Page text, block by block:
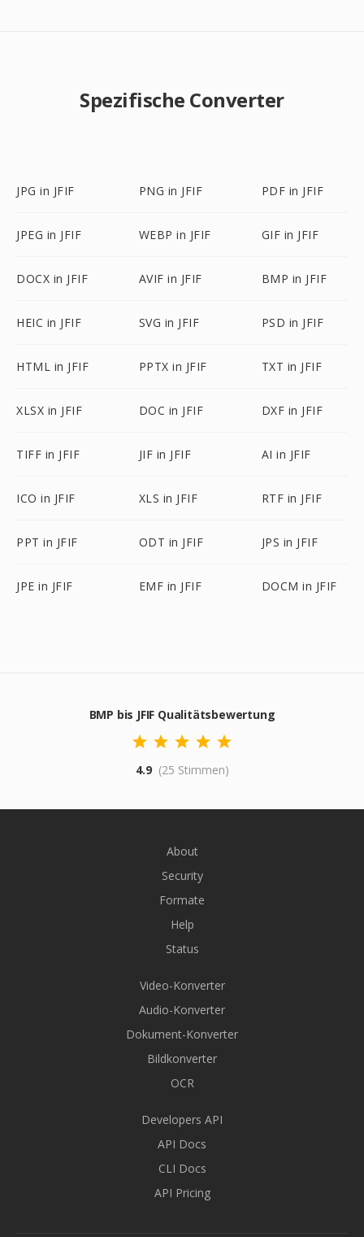
Spezifische Converter
JPG in JFIF PNG in JFIF PDF in JFIF
JPEG in JFIF WEBP in JFIF GIF in JFIF
DOCX in JFIF AVIF in JFIF BMP in JFIF
HEIC in JFIF SVG in JFIF PSD in JFIF
HTML in JFIF PPTX in JFIF TXT in JFIF
XLSX in JFIF DOC in JFIF DXF in JFIF
TIFF in JFIF JIF in JFIF AI in JFIF
ICO in JFIF XLS in JFIF RTF in JFIF
PPT in JFIF ODT in JFIF JPS in JFIF
JPE in JFIF EMF in JFIF DOCM in JFIF
BMP bis JFIF Qualitätsbewertung
4.9 (25 Stimmen)
About
Security
Formate
Help
Status
Video-Konverter
Audio-Konverter
Dokument-Konverter
Bildkonverter
OCR
Developers API
API Docs
CLI Docs
API Pricing